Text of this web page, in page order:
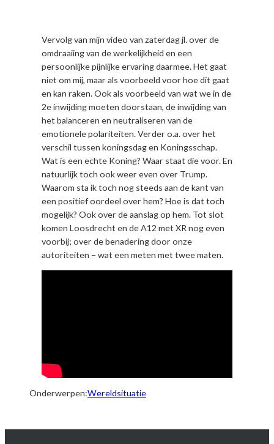
Vervolg van mijn video van zaterdag jl. over de
omdraaiing van de werkelijkheid en een
persoonlijke pijnlijke ervaring daarmee. Het gaat
niet om mij, maar als voorbeeld voor hoe dit gaat
en kan raken. Ook als voorbeeld van wat we in de
2e inwijding moeten doorstaan, de inwijding van
het balanceren en neutraliseren van de
emotionele polariteiten. Verder o.a. over het
verschil tussen koningsdag en Koningsschap.
Wat is een echte Koning? Waar staat die voor. En
natuurlijk toch ook weer even over Trump.
Waarom sta ik toch nog steeds aan de kant van
een positief oordeel over hem? Hoe is dat toch
mogelijk? Ook over de aanslag op hem. Tot slot
komen Loosdrecht en de A12 met XR nog even
voorbij; over de benadering door onze
autoriteiten – wat een meten met twee maten.
Onderwerpen:Wereldsituatie